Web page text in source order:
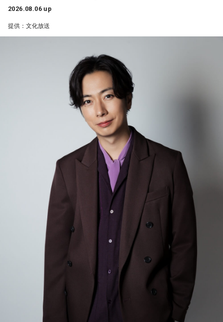
う方が演説をしているんです。
があったわけですけど、その時の当時の事務局の山口仙二さ
んという方が『ノー・モア・ナガサキ、ノー・モア・ヒロシ
マ、ノー・モア・ヒバクシャ』ということを叫んだことを、
濱住さんが継承して言ったわけですね。
その『被爆者』という言葉が英語になるきっかけを、山口さ
んが82年に作ったわけです」
「そうですね」
「濱住さんは原爆で自分のお父さんを亡くしたわ
けですが、自分はお母さんの胎内にいたので、会ったことも
ない犠牲者のお父さんの話を非常に淡々と話したということ
が、アメリカでもかなり報道されたわけですね。こういう一
つ一つのストーリーというものが、私たちが思いを寄せる、
ここにいない人たちに慰霊をするとか、それからその戦争が
何であったかということを考え、これからの私たちの行動を
考える時に、とても重要なことだというふうに思います」
この後もロバート キャンベルさんは「原爆の日」に思うこと
を、自身の経験を基に語りました。
ナイター』では、河合が解説の辻発彦、実況の長谷川太アナ
ウンサーとともに、あふれるライオンズ愛やファンならでは
の視点を交え、試合の見どころや選手の魅力を存分に語り尽
放送後のデジタルコンテンツも展開する。
また、テレビ埼玉の応援番組『LIONS CHANNEL』との連動
企画も実施予定。河合の取材の裏側など、熱狂的ファンなら
ではの視点で紐解くライオンズの魅力を、テレビとラジオの
双方から発信する（詳細は後日番組で発表）。
『LIONS CHANNEL』MCの河合郁人です。このたび、文化放
送の『ライオンズナイター』にゲストとして参加させていた
だきます。ものすごくうれしいです！ 子供の頃から家族で好
きなライオンズの魅力をしっかりとお伝えしつつ、ライオン
ズ選手との交流話や、ライオンズファン芸能人との話など、
普段は話せないことをたくさん話したいと思っています。そ
して、辻発彦さんと野球の練習をした話もできたらなと思っ
ています。辻さん覚えていらっしゃるかな？笑 もちろん1番
はその日の試合をしっかりとお届けします。
今からワクワクが止まりません！ 当日、よろしくお願いいた
【番組概要】
2026.08.06 up
提供：文化放送